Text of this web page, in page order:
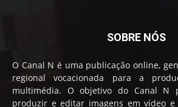
SOBRE NÓS
O Canal N é uma publicação online,
regional vocacionada para a
multimédia. O objetivo do Canal N
produzir e editar imagens em vídeo e